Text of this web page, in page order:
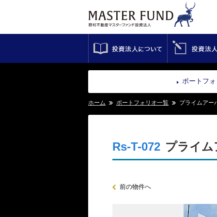
ポートフ
ホーム ポートフォリオ一覧 プライムアー
Rs-T-072 プライム
前の物件へ